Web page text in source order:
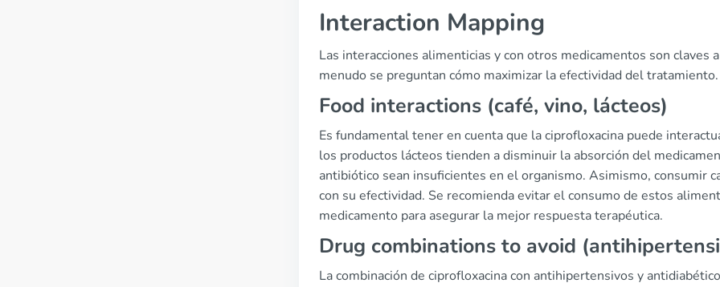
Interaction Mapping
Las interacciones alimenticias y con otros medicamentos son claves
menudo se preguntan cómo maximizar la efectividad del tratamiento.
Food interactions (café, vino, lácteos)
Es fundamental tener en cuenta que la ciprofloxacina puede
los productos lácteos tienden a disminuir la absorción del
antibiótico sean insuficientes en el organismo. Asimismo, consumir
con su efectividad. Se recomienda evitar el consumo de estos
medicamento para asegurar la mejor respuesta terapéutica.
Drug combinations to avoid
La combinación de ciprofloxacina con antihipertensivos y